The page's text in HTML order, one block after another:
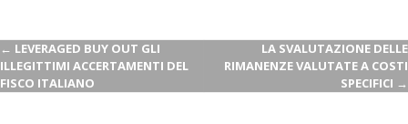
← LEVERAGED BUY OUT GLI
ILLEGITTIMI ACCERTAMENTI DEL
FISCO ITALIANO
LA SVALUTAZIONE DELLE
RIMANENZE VALUTATE A COSTI
SPECIFICI →